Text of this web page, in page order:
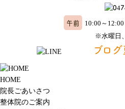
午前 10:00～12:00
※水曜日
ブロ
HOME
院長ごあいさつ
整体院のご案内